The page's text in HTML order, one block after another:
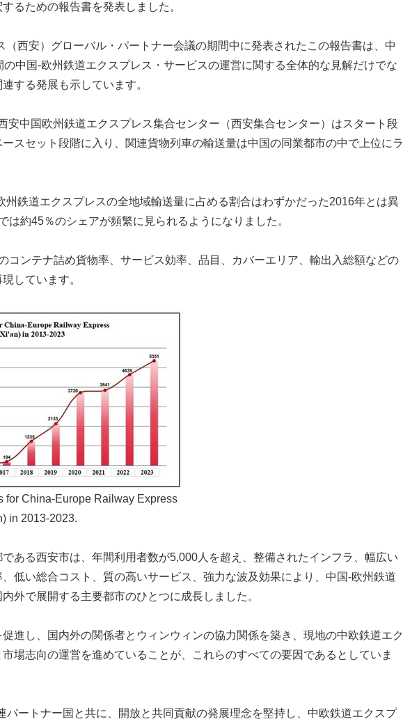
るための報告書を発表しました。
（西安）グローバル・パートナー会議の期間中に発表されたこの報告書は、中
中国-欧州鉄道エクスプレス・サービスの運営に関する全体的な見解だけでな
する発展も示しています。
安中国欧州鉄道エクスプレス集合センター（西安集合センター）はスタート段
スセット段階に入り、関連貨物列車の輸送量は中国の同業都市の中で上位にラ
州鉄道エクスプレスの全地域輸送量に占める割合はわずかだった2016年とは異
は約45％のシェアが頻繁に見られるようになりました。
コンテナ詰め貨物率、サービス効率、品目、カバーエリア、輸出入総額などの
しています。
for China-Europe Railway Express
in 2013-2023.
ある西安市は、年間利用者数が5,000人を超え、整備されたインフラ、幅広い
低い総合コスト、質の高いサービス、強力な波及効果により、中国-欧州鉄道
外で展開する主要都市のひとつに成長しました。
進し、国内外の関係者とウィンウィンの協力関係を築き、現地の中欧鉄道エク
場志向の運営を進めていることが、これらのすべての要因であるとしていま
パートナー国と共に、開放と共同貢献の発展理念を堅持し、中欧鉄道エクスプ